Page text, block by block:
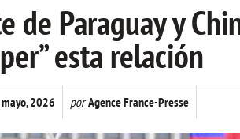
de Paraguay y
esta relación
2026 porAgence France-Presse